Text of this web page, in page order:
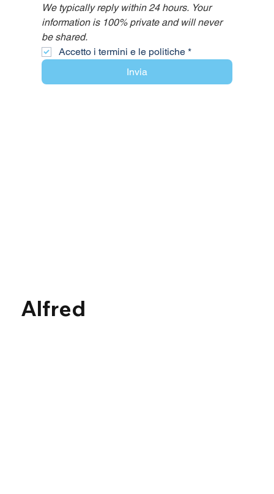
Alfred
We typically reply within 24 hours. Your
information is 100% private and will never
be shared.
Accetto i termini e le politiche *
Invia